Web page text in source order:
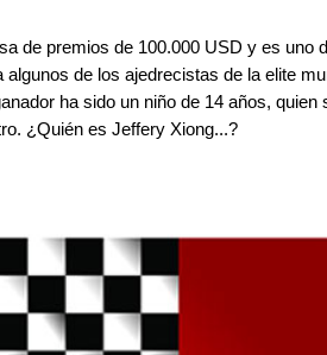
de premios de 100.000 USD y es uno
algunos de los ajedrecistas de la elite
ha sido un niño de 14 años,
¿Quién es Jeffery Xiong...?